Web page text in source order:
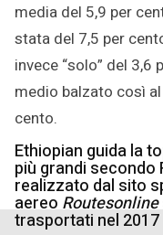
media del 5,9 per
stata del 7,5 per
invece “solo” del 3,6
medio balzato così
cento.
Ethiopian guida la
più grandi secondo
realizzato dal sito
aereoRoutesonline
trasportati nel 2017